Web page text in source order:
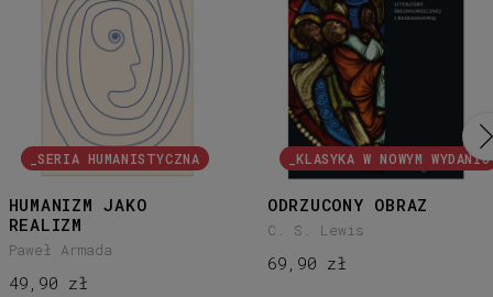
_SERIA HUMANISTYCZNA
HUMANIZM JAKO
REALIZM
Paweł Armada
49,90 zł
_KLASYKA W NOWYM WYDANIU
5/5
ODRZUCONY OBRAZ
C. S. Lewis
69,90 zł